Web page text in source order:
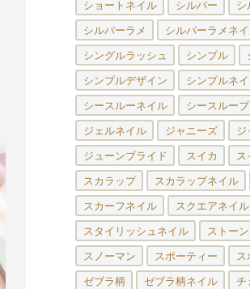
ショートネイル シルバー シ
シルバーラメ シルバーラメネ
シングルラッシュ シンプル
シンプルデザイン シンプルネ
シースルーネイル シースルー
ジェルネイル ジャニーズ ジ
ジューンブライド スイカ ス
スカラップ スカラップネイル
スカーフネイル スクエアネイル
スタイリッシュネイル ストー
スノーマン スポーティー
ゼブラ柄 ゼブラ柄ネイル チ